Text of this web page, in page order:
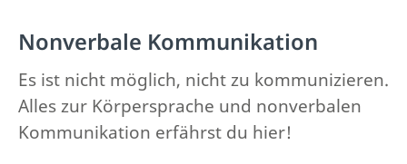
Nonverbale Kommunikation
Es ist nicht möglich, nicht zu kommunizieren.
Alles zur Körpersprache und nonverbalen
Kommunikation erfährst du hier!